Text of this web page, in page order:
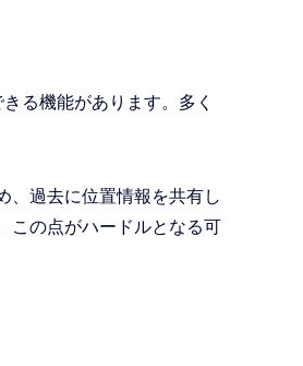
る機能があります。多く
、過去に位置情報を共有し
この点がハードルとなる可